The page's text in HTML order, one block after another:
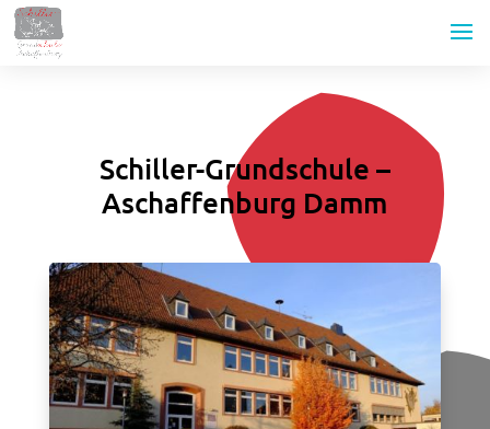
Schiller-Grundschule –
Aschaffenburg Damm